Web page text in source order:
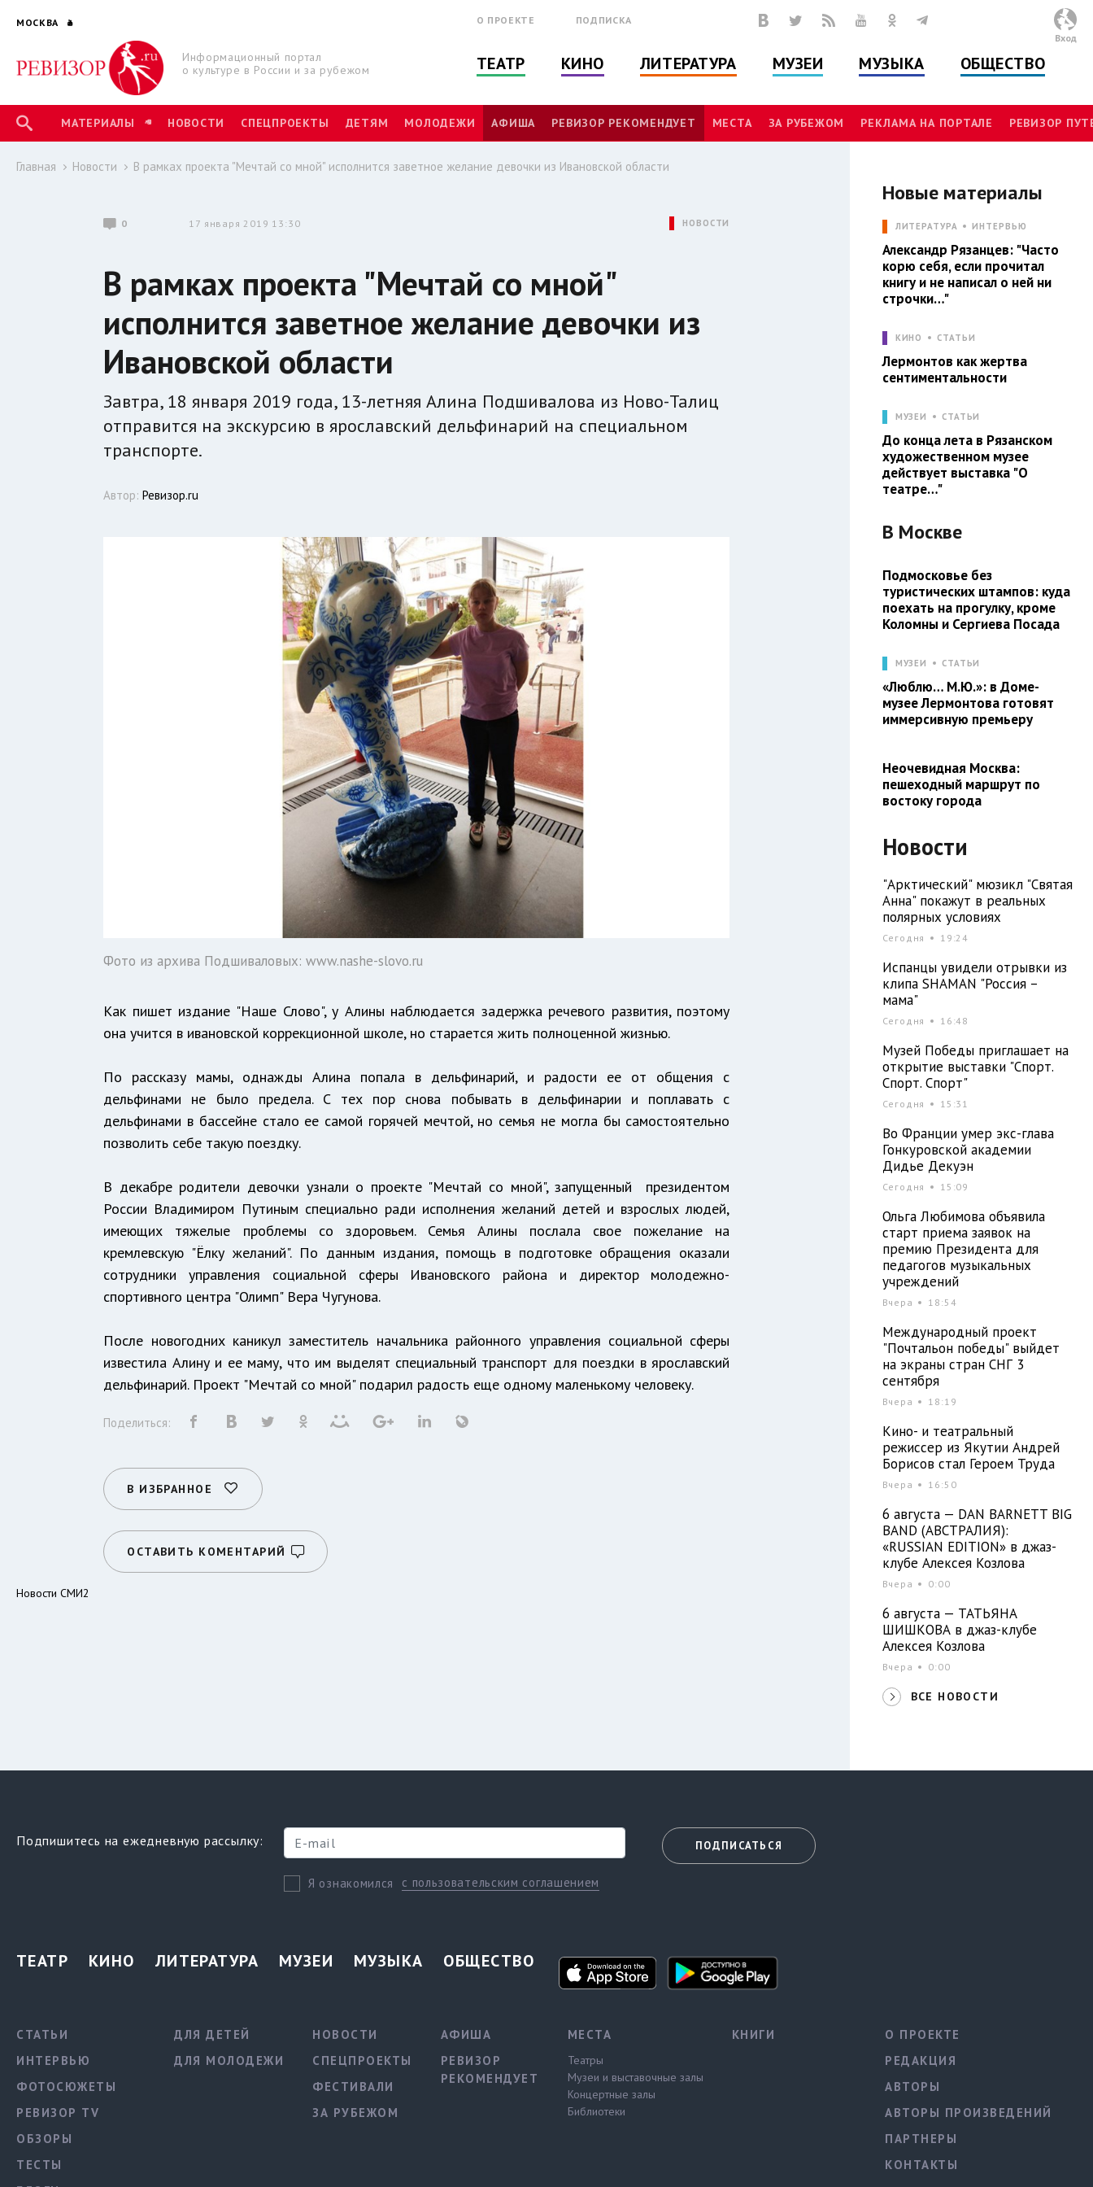
МОСКВА
Информационный портал
о культуре в России и за рубежом
О ПРОЕКТЕ ПОДПИСКА
ТЕАТР КИНО ЛИТЕРАТУРА МУЗЕИ МУЗЫКА ОБЩЕСТВО
Вход
МАТЕРИАЛЫ НОВОСТИ СПЕЦПРОЕКТЫ ДЕТЯМ МОЛОДЕЖИ АФИША РЕВИЗОР РЕКОМЕНДУЕТ МЕСТА ЗА РУБЕЖОМ РЕКЛАМА НА ПОРТАЛЕ РЕВИЗОР
Главная Новости В рамках проекта "Мечтай со мной" исполнится заветное желание девочки из Ивановской области
0 17 января 2019 13:30 НОВОСТИ
В рамках проекта "Мечтай со мной"
исполнится заветное желание девочки из
Ивановской области
Завтра, 18 января 2019 года, 13-летняя Алина Подшивалова из Ново-Талиц
отправится на экскурсию в ярославский дельфинарий на специальном
транспорте.
Автор:Ревизор.ru
Фото из архива Подшиваловых: www.nashe-slovo.ru
Как пишет издание "Наше Слово", у Алины наблюдается задержка речевого развития, поэтому
она учится в ивановской коррекционной школе, но старается жить полноценной жизнью.
По рассказу мамы, однажды Алина попала в дельфинарий, и радости ее от общения с
дельфинами не было предела. С тех пор снова побывать в дельфинарии и поплавать с
дельфинами в бассейне стало ее самой горячей мечтой, но семья не могла бы самостоятельно
позволить себе такую поездку.
В декабре родители девочки узнали о проекте "Мечтай со мной", запущенный президентом
России Владимиром Путиным специально ради исполнения желаний детей и взрослых людей,
имеющих тяжелые проблемы со здоровьем. Семья Алины послала свое пожелание на
кремлевскую "Ёлку желаний". По данным издания, помощь в подготовке обращения оказали
сотрудники управления социальной сферы Ивановского района и директор молодежно-
спортивного центра "Олимп" Вера Чугунова.
После новогодних каникул заместитель начальника районного управления социальной сферы
известила Алину и ее маму, что им выделят специальный транспорт для поездки в ярославский
дельфинарий. Проект "Мечтай со мной" подарил радость еще одному маленькому человеку.
Поделиться:
В ИЗБРАННОЕ
ОСТАВИТЬ КОМЕНТАРИЙ
Новости СМИ2
Новые материалы
ЛИТЕРАТУРА ИНТЕРВЬЮ
Александр Рязанцев: "Часто
корю себя, если прочитал
книгу и не написал о ней ни
строчки…"
КИНО СТАТЬИ
Лермонтов как жертва
сентиментальности
МУЗЕИ СТАТЬИ
До конца лета в Рязанском
художественном музее
действует выставка "О
театре…"
В Москве
Подмосковье без
туристических штампов: куда
поехать на прогулку, кроме
Коломны и Сергиева Посада
МУЗЕИ СТАТЬИ
«Люблю… М.Ю.»: в Доме-
музее Лермонтова готовят
иммерсивную премьеру
Неочевидная Москва:
пешеходный маршрут по
востоку города
Новости
"Арктический" мюзикл "Святая
Анна" покажут в реальных
полярных условиях
Сегодня 19:24
Испанцы увидели отрывки из
клипа SHAMAN "Россия –
мама"
Сегодня 16:48
Музей Победы приглашает на
открытие выставки "Спорт.
Спорт. Спорт"
Сегодня 15:31
Во Франции умер экс-глава
Гонкуровской академии
Дидье Декуэн
Сегодня 15:09
Ольга Любимова объявила
старт приема заявок на
премию Президента для
педагогов музыкальных
учреждений
Вчера 18:54
Международный проект
"Почтальон победы" выйдет
на экраны стран СНГ 3
сентября
Вчера 18:19
Кино- и театральный
режиссер из Якутии Андрей
Борисов стал Героем Труда
Вчера 16:50
6 августа — DAN BARNETT BIG
BAND (АВСТРАЛИЯ):
«RUSSIAN EDITION» в джаз-
клубе Алексея Козлова
Вчера 0:00
6 августа — ТАТЬЯНА
ШИШКОВА в джаз-клубе
Алексея Козлова
Вчера 0:00
ВСЕ НОВОСТИ
Подпишитесь на ежедневную рассылку:
Я ознакомился с пользовательским соглашением
ПОДПИСАТЬСЯ
ТЕАТР КИНО ЛИТЕРАТУРА МУЗЕИ МУЗЫКА ОБЩЕСТВО
СТАТЬИ
ИНТЕРВЬЮ
ФОТОСЮЖЕТЫ
РЕВИЗОР TV
ОБЗОРЫ
ТЕСТЫ
ДЛЯ ДЕТЕЙ
ДЛЯ МОЛОДЕЖИ
НОВОСТИ
СПЕЦПРОЕКТЫ
ФЕСТИВАЛИ
ЗА РУБЕЖОМ
АФИША
РЕВИЗОР
РЕКОМЕНДУЕТ
МЕСТА
Театры
Музеи и выставочные залы
Концертные залы
Библиотеки
КНИГИ
О ПРОЕКТЕ
РЕДАКЦИЯ
АВТОРЫ
АВТОРЫ ПРОИЗВЕДЕНИЙ
ПАРТНЕРЫ
КОНТАКТЫ